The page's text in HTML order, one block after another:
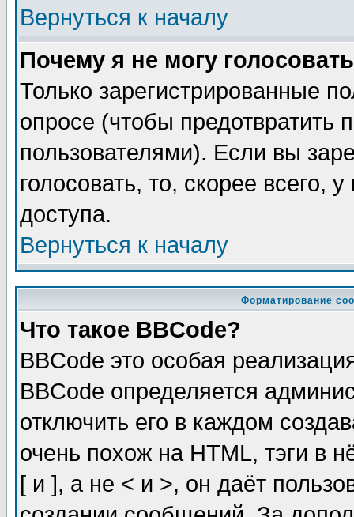
Вернуться к началу
Почему я не могу
Только зарегистрированные
опросе (чтобы предотвратить
пользователями). Если вы
голосовать, то, скорее всего,
доступа.
Вернуться к началу
Форматирование
Что такое BBCode?
BBCode это особая
BBCode определяется
отключить его в каждом
очень похож на HTML, тэги в
[ и ], а не < и >, он даёт